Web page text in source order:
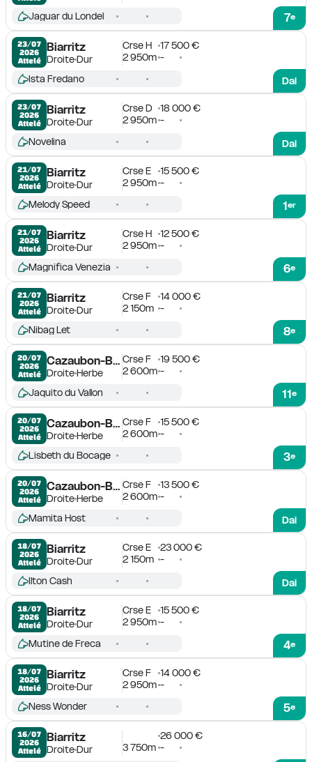
7e
Jaguar du Londel
23/07
2026
Attelé
Biarritz
DroiteDur
Crse H
17 500 €
2 950m -
Dai
Ista Fredano
23/07
2026
Attelé
Biarritz
DroiteDur
Crse D
18 000 €
2 950m -
Dai
Novelina
21/07
2026
Attelé
Biarritz
DroiteDur
Crse E
15 500 €
2 950m -
1er
Melody Speed
21/07
2026
Attelé
Biarritz
DroiteDur
Crse H
12 500 €
2 950m -
6e
Magnifica Venezia
21/07
2026
Attelé
Biarritz
DroiteDur
Crse F
14 000 €
2 150m -
8e
Nibag Let
20/07
2026
Attelé
Cazaubon-Barbotan
DroiteHerbe
Crse F
19 500 €
2 600m -
11e
Jaquito du Vallon
20/07
2026
Attelé
Cazaubon-Barbotan
DroiteHerbe
Crse F
15 500 €
2 600m -
3e
Lisbeth du Bocage
20/07
2026
Attelé
Cazaubon-Barbotan
DroiteHerbe
Crse F
13 500 €
2 600m -
Dai
Mamita Host
18/07
2026
Attelé
Biarritz
DroiteDur
Crse E
23 000 €
2 150m -
Dai
Ilton Cash
18/07
2026
Attelé
Biarritz
DroiteDur
Crse E
15 500 €
2 950m -
4e
Mutine de Freca
18/07
2026
Attelé
Biarritz
DroiteDur
Crse F
14 000 €
2 950m -
5e
Ness Wonder
16/07
2026
Attelé
Biarritz
DroiteDur
26 000 €
3 750m -